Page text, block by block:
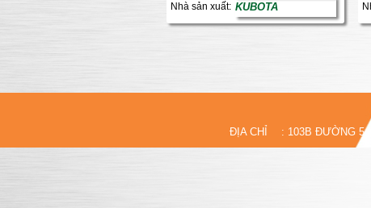
Nhà sản xuất: KUBOTA
ĐỊA CHỈ
: 103B ĐƯỜNG 5